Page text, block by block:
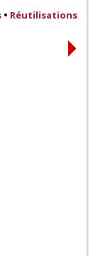
• Réutilisations